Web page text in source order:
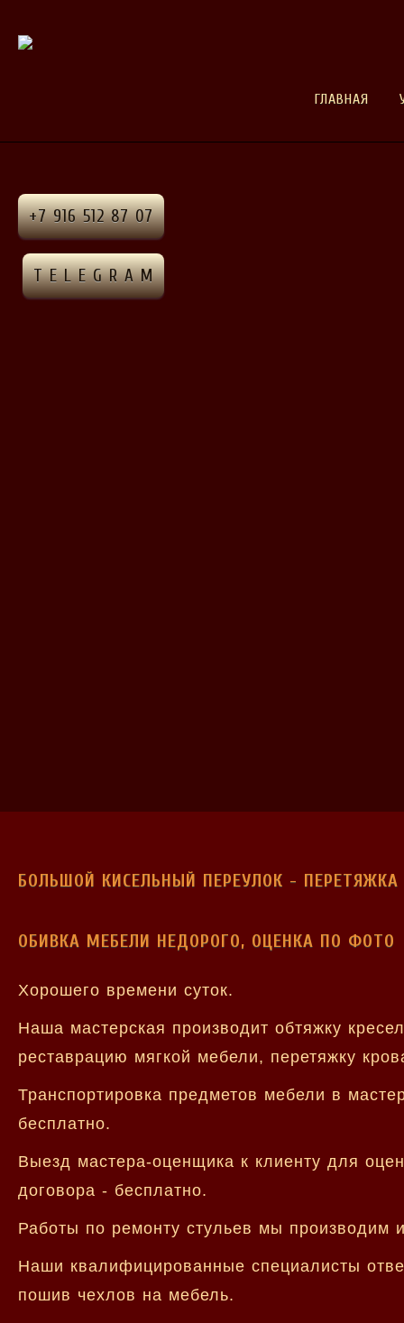
ГЛАВНАЯ
+7 916 512 87 07
T E L E G R A M
БОЛЬШОЙ КИСЕЛЬНЫЙ ПЕРЕУЛОК -
ОБИВКА МЕБЕЛИ НЕДОРОГО, ОЦЕНКА ПО ФОТО
Хорошего времени суток.
Наша мастерская производит обтяжку
реставрацию мягкой мебели, перетяжку
Транспортировка предметов мебели в
бесплатно.
Выезд мастера-оценщика к клиенту для
договора - бесплатно.
Работы по ремонту стульев мы производим
Наши квалифицированные специалисты
пошив чехлов на мебель.